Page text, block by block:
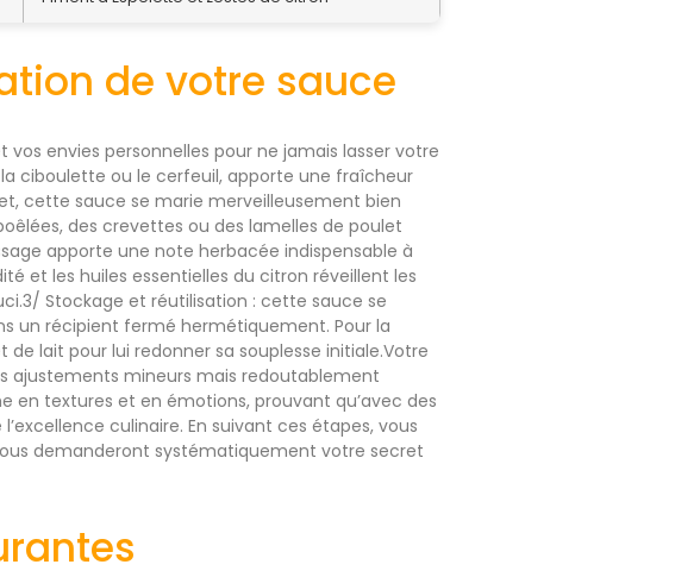
de votre sauce
vos envies personnelles pour ne jamais lasser votre
ciboulette ou le cerfeuil, apporte une fraîcheur
cette sauce se marie merveilleusement bien
des crevettes ou des lamelles de poulet
apporte une note herbacée indispensable à
et les huiles essentielles du citron réveillent les
Stockage et réutilisation : cette sauce se
un récipient fermé hermétiquement. Pour la
lait pour lui redonner sa souplesse initiale.Votre
ajustements mineurs mais redoutablement
textures et en émotions, prouvant qu’avec des
culinaire. En suivant ces étapes, vous
demanderont systématiquement votre secret